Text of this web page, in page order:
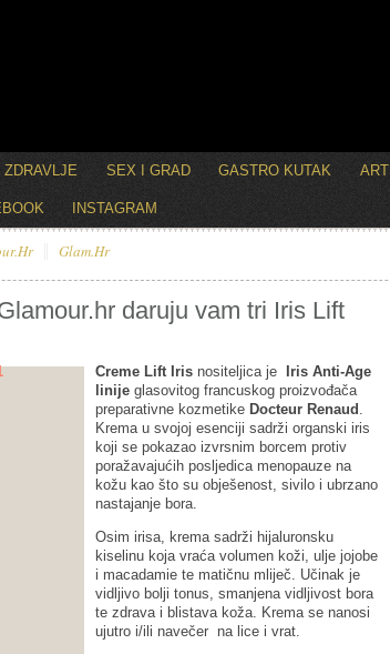
ZDRAVLJE SEX I GRAD GASTRO KUTAK ART
INSTAGRAM
Glam.hr
daruju vam tri Iris Lift
Creme Lift Iris nositeljica je
Iris Anti-Age
linije glasovitog francuskog proizvođača
preparativne kozmetike Docteur Renaud
Krema u svojoj esenciji sadrži organski iris
koji se pokazao izvrsnim borcem protiv
poražavajućih posljedica menopauze na
kožu kao što su obješenost, sivilo i ubrzano
nastajanje bora.
Osim irisa, krema sadrži hijaluronsku
kiselinu koja vraća volumen koži, ulje jojobe
i macadamie te matičnu mliječ. Učinak je
vidljivo bolji tonus, smanjena vidljivost bora
te zdrava i blistava koža. Krema se nanosi
ujutro i/ili navečer na lice i vrat.